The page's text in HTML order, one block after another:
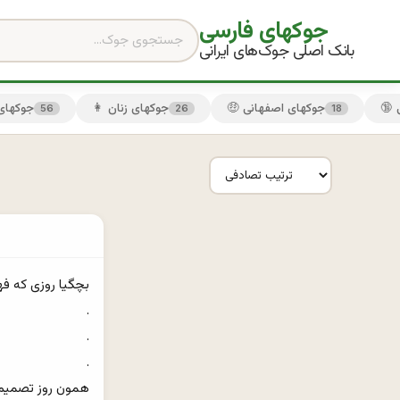
جوکهای فارسی
بانک اصلی جوک‌های ایرانی
😏 56 👩 جوکهای زنان 26 🤑 جوکهای اصفهانی 18
همون روز تصمیم